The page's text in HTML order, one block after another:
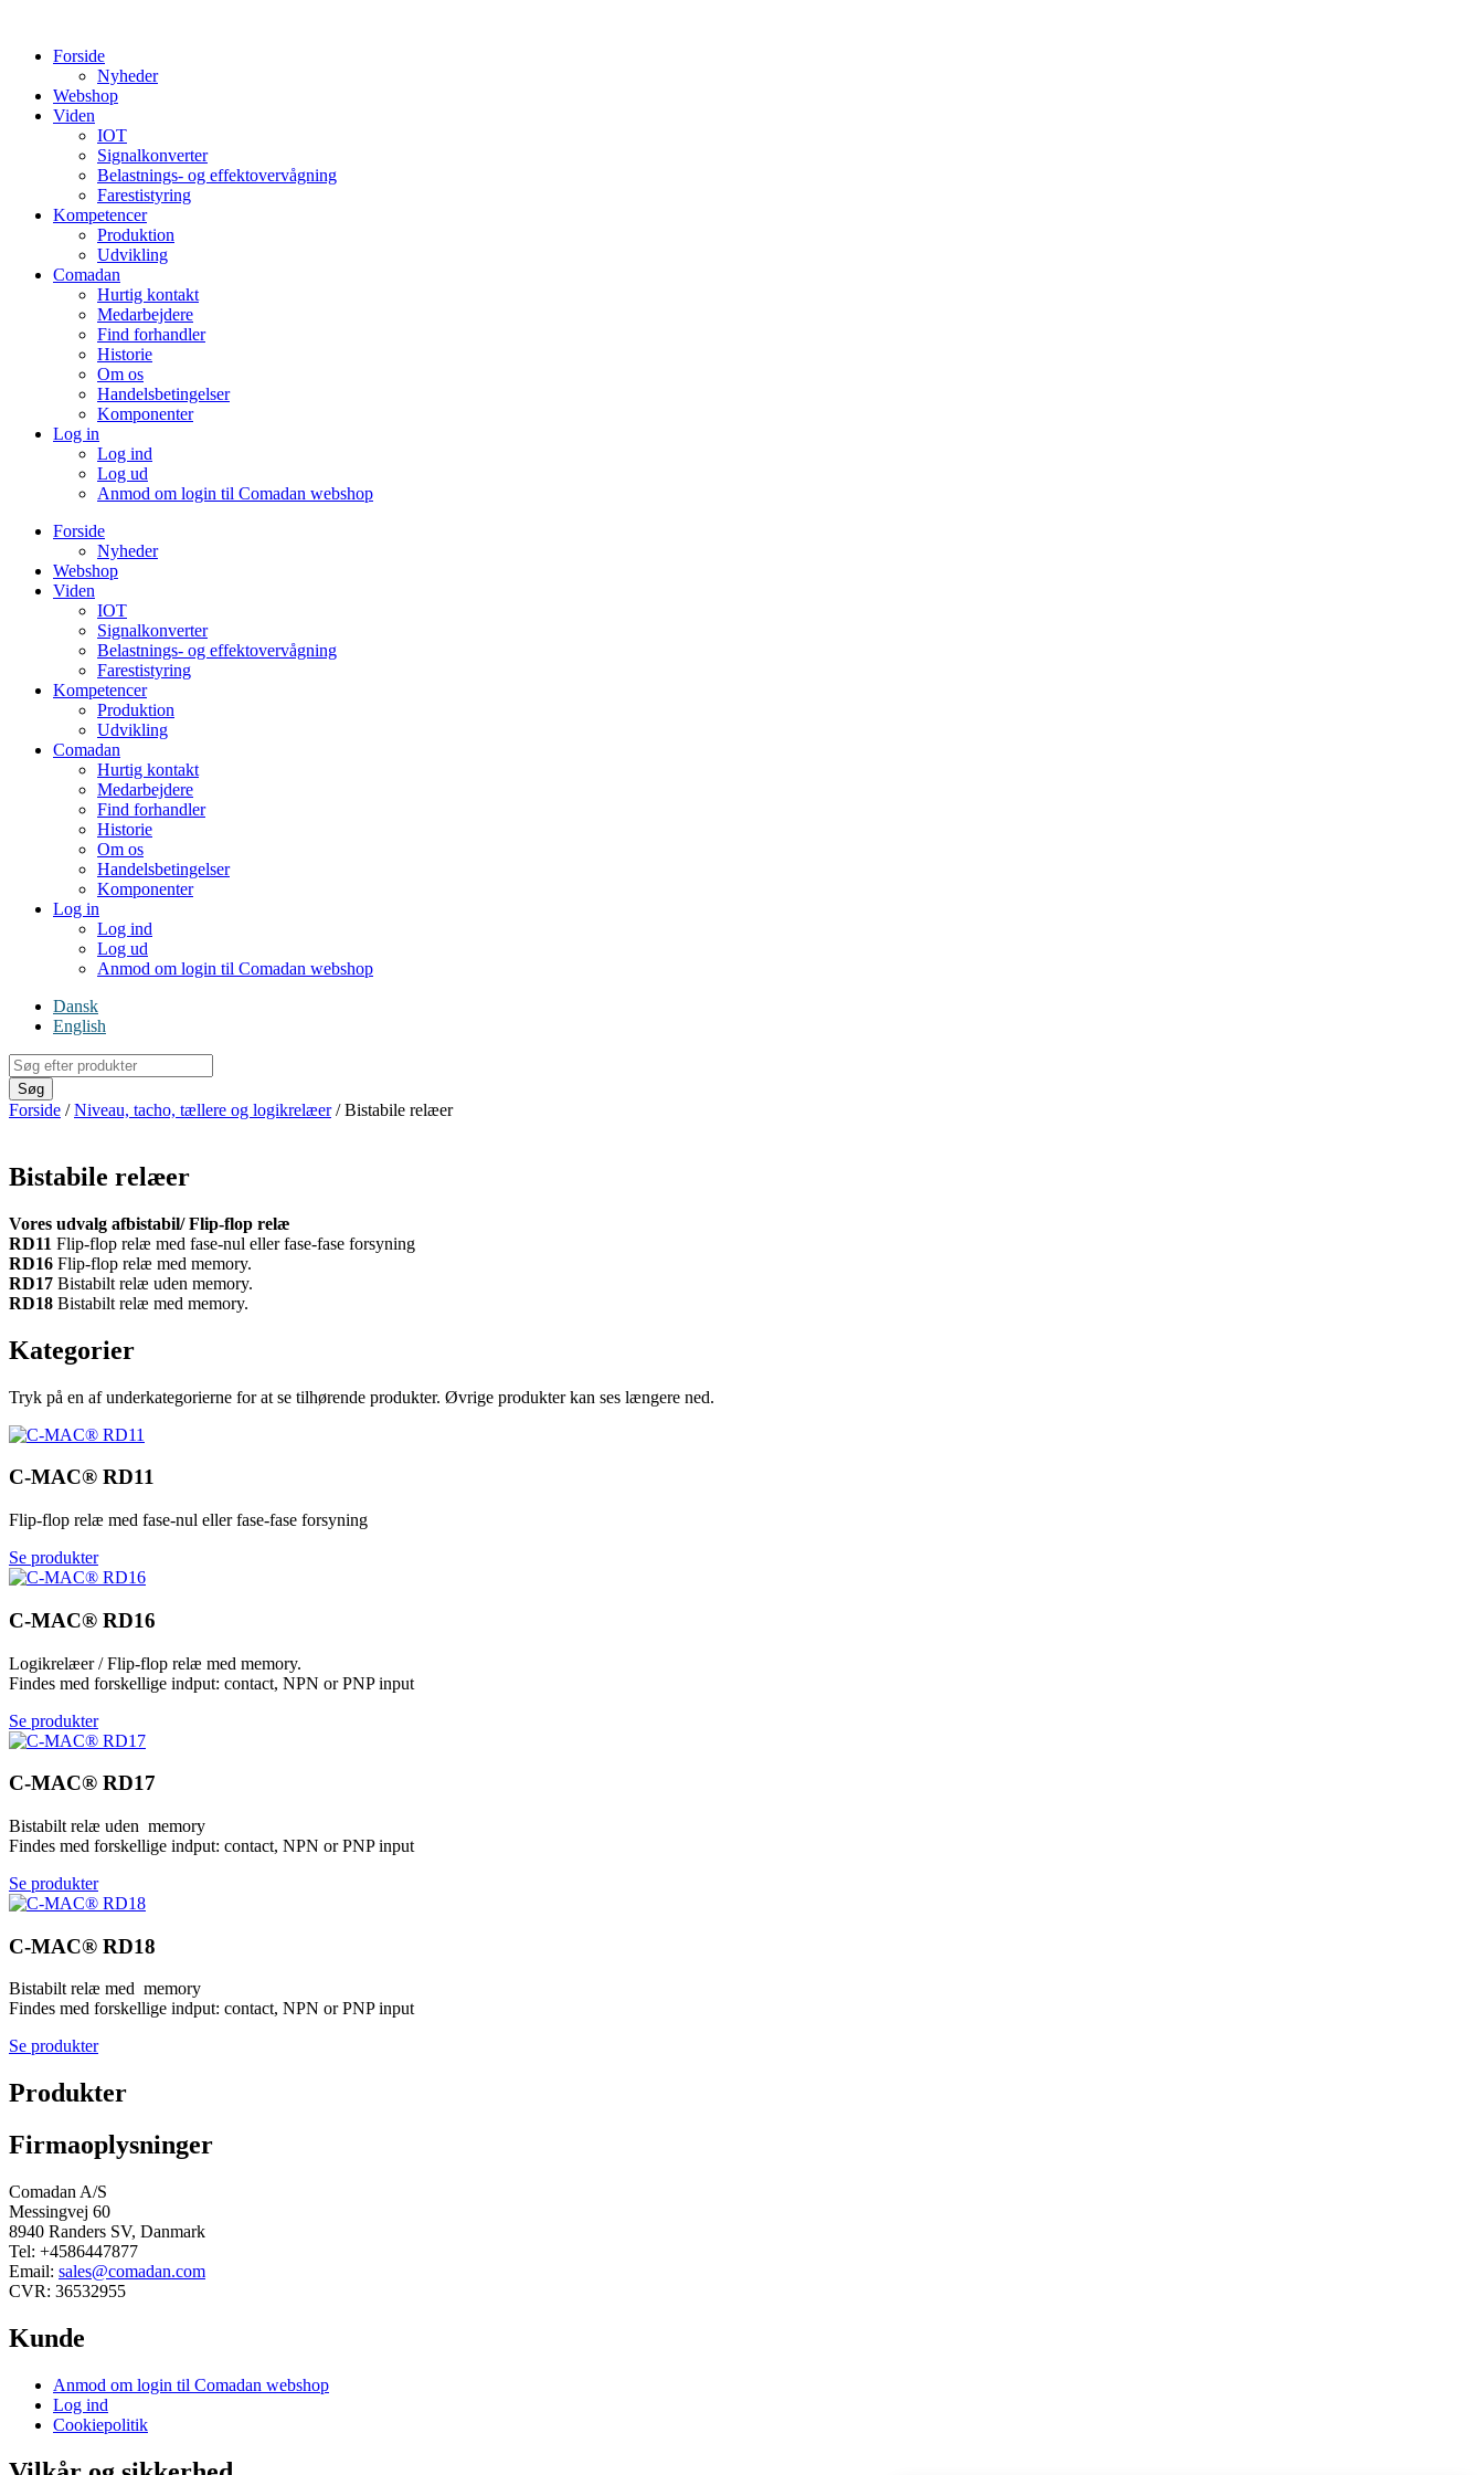
indholdForside
Nyheder
Webshop
Viden
IOT
Signalkonverter
Belastnings- og effektovervågning
Farestistyring
Kompetencer
Produktion
Udvikling
Comadan
Hurtig kontakt
Medarbejdere
Find forhandler
Historie
Om os
Handelsbetingelser
Komponenter
Log in
Log ind
Log ud
Anmod om login til Comadan webshop
Forside
Nyheder
Webshop
Viden
IOT
Signalkonverter
Belastnings- og effektovervågning
Farestistyring
Kompetencer
Produktion
Udvikling
Comadan
Hurtig kontakt
Medarbejdere
Find forhandler
Historie
Om os
Handelsbetingelser
Komponenter
Log in
Log ind
Log ud
Anmod om login til Comadan webshop
Dansk
English
Products
search
Søg
Forside /Niveau, tacho, tællere og logikrelæer/ Bistabile relæer
Bistabile relæer
Vores udvalg afbistabil/ Flip-flop relæ
RD11 Flip-flop relæ med fase-nul eller fase-fase forsyning
RD16 Flip-flop relæ med memory.
RD17 Bistabilt relæ uden memory.
RD18 Bistabilt relæ med memory.
Kategorier
Tryk på en af underkategorierne for at se tilhørende produkter. Øvrige produkter kan ses længere ned.
C-MAC® RD11
Flip-flop relæ med fase-nul eller fase-fase forsyning
Se produkter
C-MAC® RD16
Logikrelæer / Flip-flop relæ med memory.
Findes med forskellige indput: contact, NPN or PNP input
Se produkter
C-MAC® RD17
Bistabilt relæ uden memory
Findes med forskellige indput: contact, NPN or PNP input
Se produkter
C-MAC® RD18
Bistabilt relæ med memory
Findes med forskellige indput: contact, NPN or PNP input
Se produkter
Produkter
Firmaoplysninger
Comadan A/S
Messingvej 60
8940 Randers SV, Danmark
Tel: +4586447877
Email: sales@comadan.com
CVR: 36532955
Kunde
Main
Menu
Anmod om login til Comadan webshop
Log ind
Cookiepolitik